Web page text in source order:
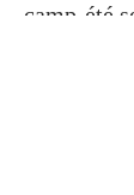
camp-été